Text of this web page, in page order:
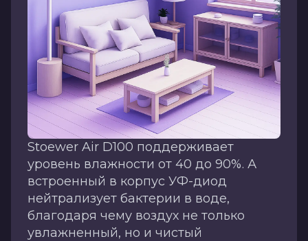
Stoewer Air D100 поддерживает
уровень влажности от 40 до 90%. А
встроенный в корпус УФ-диод
нейтрализует бактерии в воде,
благодаря чему воздух не только
увлажненный, но и чистый